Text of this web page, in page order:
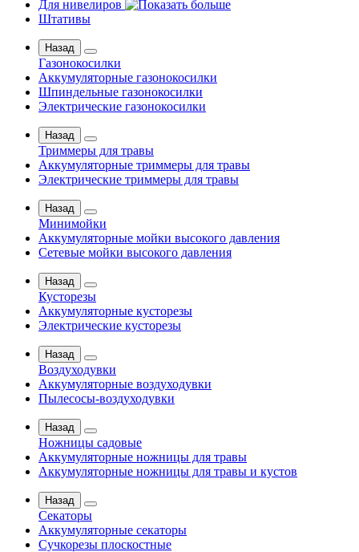
Для нивелиров
Штативы
Назад
Газонокосилки
Аккумуляторные газонокосилки
Шпиндельные газонокосилки
Электрические газонокосилки
Назад
Триммеры для травы
Аккумуляторные триммеры для травы
Электрические триммеры для травы
Назад
Минимойки
Аккумуляторные мойки высокого давления
Сетевые мойки высокого давления
Назад
Кусторезы
Аккумуляторные кусторезы
Электрические кусторезы
Назад
Воздуходувки
Аккумуляторные воздуходувки
Пылесосы-воздуходувки
Назад
Ножницы садовые
Аккумуляторные ножницы для травы
Аккумуляторные ножницы для травы и кустов
Назад
Секаторы
Аккумуляторные секаторы
Сучкорезы плоскостные